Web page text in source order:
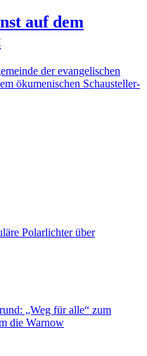
auf dem
der evangelischen
ökumenischen Schausteller-
Polarlichter über
„Weg für alle“ zum
die Warnow